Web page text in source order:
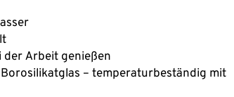
der Arbeit genießen
– temperaturbeständig mit